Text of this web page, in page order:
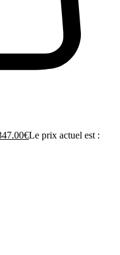
€Le prix actuel est :